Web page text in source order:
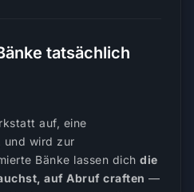
tatsächlich
auf, eine
und wird zur
Bänke lassen dichdie
auf Abruf craften —